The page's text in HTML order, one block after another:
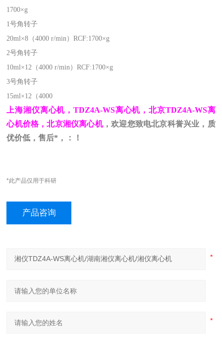
1700×g
1号角转子
20ml×8（4000 r/min）RCF:1700×g
2号角转子
10ml×12（4000 r/min）RCF:1700×g
3号角转子
15ml×12（4000
上海湘仪离心机，TDZ4A-WS离心机，北京TDZ4A-WS离
心机价格，北京湘仪离心机，欢迎您致电北京科誉兴业，质
优价低，售后*，：！
*此产品仅用于科研
产品咨询